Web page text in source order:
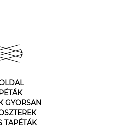
GYORSAN
TAPÉTÁK